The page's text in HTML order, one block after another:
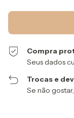
Compra
Seus dados
Trocas e
Se não